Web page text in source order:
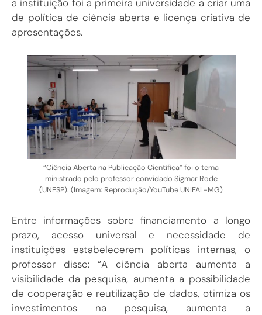
a instituição foi a primeira universidade a criar uma
de política de ciência aberta e licença criativa de
apresentações.
“Ciência Aberta na Publicação Científica” foi o tema
ministrado pelo professor convidado Sigmar Rode
(UNESP). (Imagem: Reprodução/YouTube UNIFAL-MG)
Entre informações sobre financiamento a longo
prazo, acesso universal e necessidade de
instituições estabelecerem políticas internas, o
professor disse: “A ciência aberta aumenta a
visibilidade da pesquisa, aumenta a possibilidade
de cooperação e reutilização de dados, otimiza os
investimentos na pesquisa, aumenta a